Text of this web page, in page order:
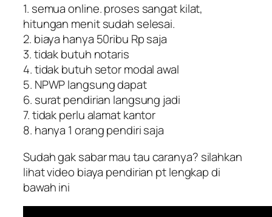
1. semua online. proses sangat kilat,
hitungan menit sudah selesai.
2. biaya hanya 50ribu Rp saja
3. tidak butuh notaris
4. tidak butuh setor modal awal
5. NPWP langsung dapat
6. surat pendirian langsung jadi
7. tidak perlu alamat kantor
8. hanya 1 orang pendiri saja
Sudah gak sabar mau tau caranya? silahkan
lihat video biaya pendirian pt lengkap di
bawah ini